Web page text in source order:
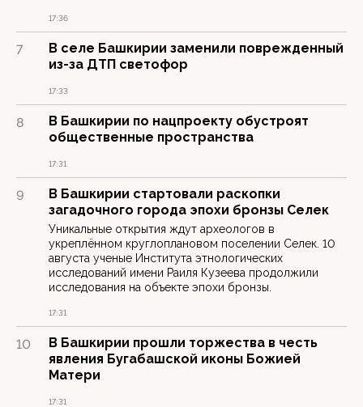
17:36
7
В селе Башкирии заменили поврежденный
из-за ДТП светофор
17:33
8
В Башкирии по нацпроекту обустроят
общественные пространства
17:31
9
В Башкирии стартовали раскопки
загадочного города эпохи бронзы Селек
Уникальные открытия ждут археологов в
укреплённом круглоплановом поселении Селек. 10
августа ученые Института этнологических
исследований имени Раиля Кузеева продолжили
исследования на объекте эпохи бронзы.
17:31
10
В Башкирии прошли торжества в честь
явления Бугабашской иконы Божией
Матери
17:31